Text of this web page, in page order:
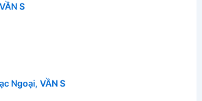
VẦN S
Ngoại,VẦN S